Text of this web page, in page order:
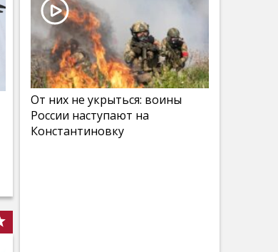
От них не укрыться: воины
России наступают на
Константиновку